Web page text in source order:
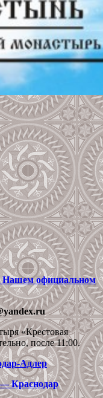
Нашем официальном
«Крестовая
после 11:00.
Адлер
— Краснодар